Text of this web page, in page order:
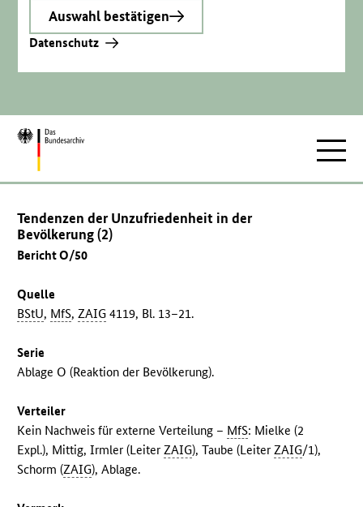
Auswahl bestätigen
Datenschutz
Zur
Tendenzen der Unzufriedenheit in der
Bevölkerung (2)
Bericht O/50
Quelle
BStU, MfS,ZAIG 4119, Bl. 13–21.
Serie
Ablage O (Reaktion der Bevölkerung).
Verteiler
Kein Nachweis für externe Verteilung – MfS: Mielke (2
Expl.), Mittig, Irmler (LeiterZAIG), Taube (LeiterZAIG/1),
Schorm (ZAIG), Ablage.